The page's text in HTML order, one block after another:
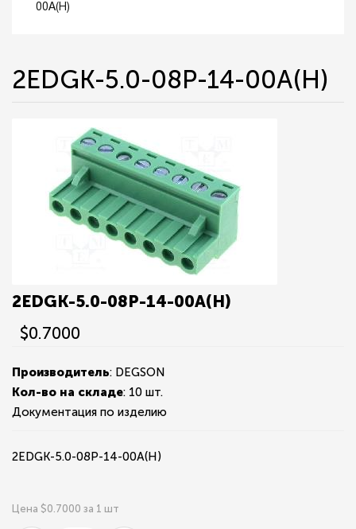
00A(H)
2EDGK-5.0-08P-14-00A(H)
2EDGK-5.0-08P-14-00A(H)
$0.7000
Производитель: DEGSON
Кол-во на складе: 10 шт.
Документация по изделию
2EDGK-5.0-08P-14-00A(H)
Цена $0.7000 за 1 шт